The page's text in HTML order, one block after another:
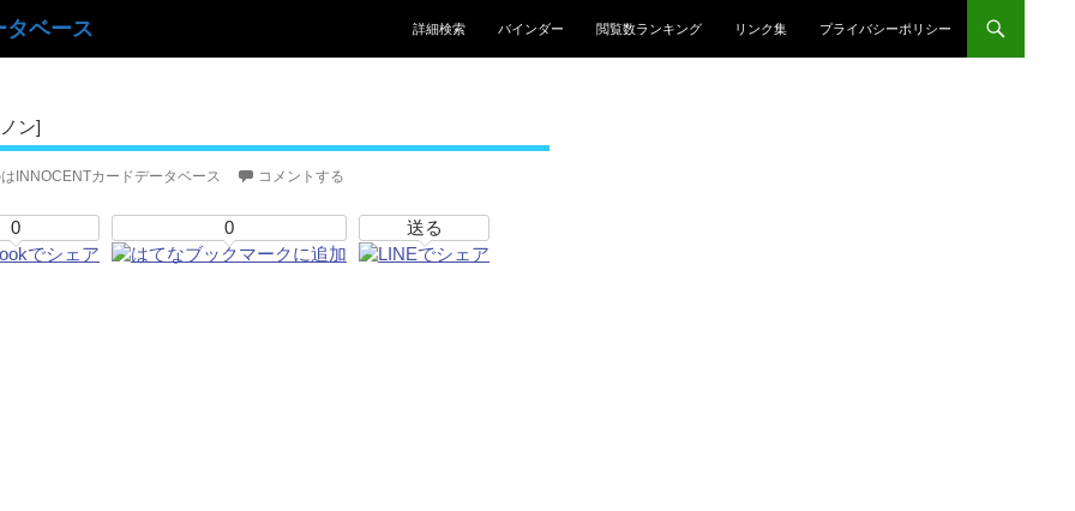
タベース
詳細検索
バインダー 閲覧数ランキング リンク集 プライバシーポリシー
ン]
INNOCENTカードデータベース コメントする
0 0 送る